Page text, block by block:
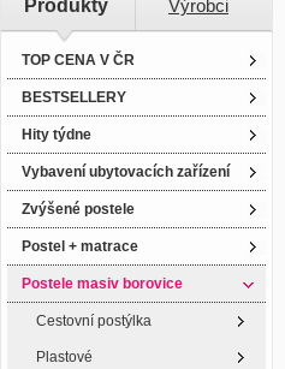
Produkty Výrobci
TOP CENA V ČR
BESTSELLERY
Hity týdne
Vybavení ubytovacích zařízení
Zvýšené postele
Postel + matrace
Postele masiv borovice
Cestovní postýlka
Plastové